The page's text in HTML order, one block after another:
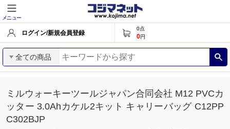
メニュー
ログイン/新規会員登録
0点
0円
全ての商品
ミルウォーキーツールジャパン合同会社 M12 PVCカ
ッター 3.0Ahカケル2キット キャリーバッグ C12PP
C302BJP